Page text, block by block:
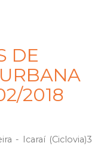
DE
2018
- Icaraí (Ciclovia)3